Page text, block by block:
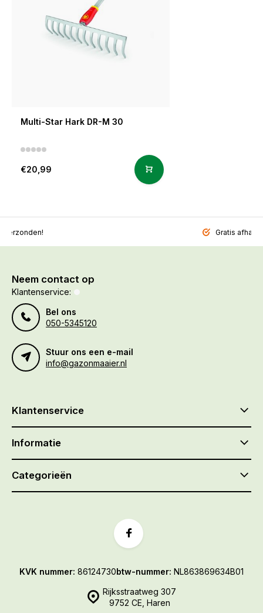
Multi-Star Hark DR-M 30
€20,99
verzonden! Gratis
Neem contact op
Klantenservice:
Bel ons
050-5345120
Stuur ons een e-mail
info@gazonmaaier.nl
Klantenservice
Informatie
Categorieën
Rijksstraatweg 307
9752 CE, Haren
KVK nummer: 86124730btw-nummer: NL863869634B01